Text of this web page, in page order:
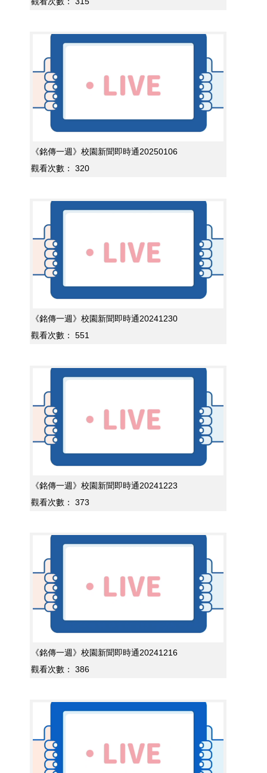
《銘傳一週》校園新聞即時通20250106
觀看次數：
320
《銘傳一週》校園新聞即時通20241230
觀看次數：
551
《銘傳一週》校園新聞即時通20241223
觀看次數：
373
《銘傳一週》校園新聞即時通20241216
觀看次數：
386